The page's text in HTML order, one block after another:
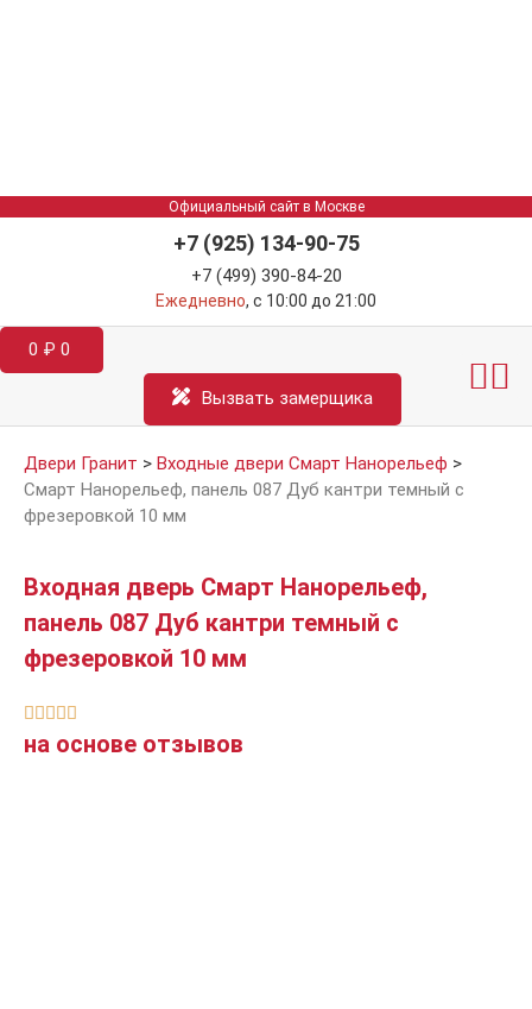
Официальный сайт в Москве
+7 (925) 134-90-75
+7 (499) 390-84-20
Ежедневно, с 10:00 до 21:00
0 ₽ 0
Вызвать замерщика
Двери Гранит > Входные двери Смарт Нанорельеф >
Смарт Нанорельеф, панель 087 Дуб кантри темный с
фрезеровкой 10 мм
Входная дверь Смарт Нанорельеф,
панель 087 Дуб кантри темный с
фрезеровкой 10 мм
    
на основе отзывов